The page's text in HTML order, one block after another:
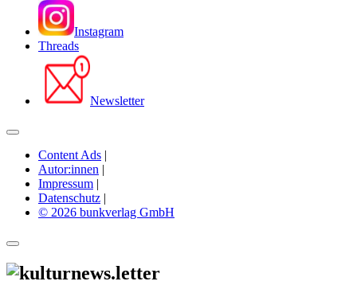
Instagram
Threads
Newsletter
Content Ads |
Autor:innen |
Impressum |
Datenschutz |
© 2026 bunkverlag GmbH